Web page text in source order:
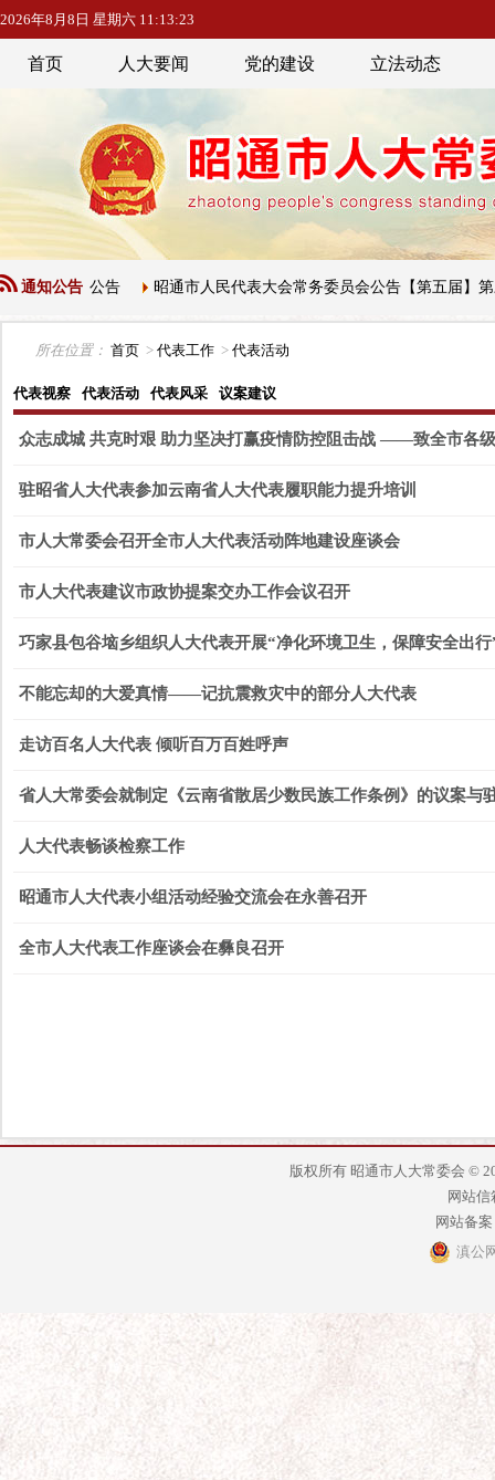
2026年8月8日 星期六 11:13:23
首页 人大要闻 党的建设 立法动态
通知公告
项目的公告 昭通市人民代表大会常务委员会公告【第五届】第三十
所在位置： 首页 > 代表工作 > 代表活动
代表视察 代表活动 代表风采 议案建议
众志成城 共克时艰 助力坚决打赢疫情防控阻击战 ——致全市各
驻昭省人大代表参加云南省人大代表履职能力提升培训
市人大常委会召开全市人大代表活动阵地建设座谈会
市人大代表建议市政协提案交办工作会议召开
巧家县包谷垴乡组织人大代表开展“净化环境卫生，保障安全出行
不能忘却的大爱真情——记抗震救灾中的部分人大代表
走访百名人大代表 倾听百万百姓呼声
省人大常委会就制定《云南省散居少数民族工作条例》的议案与
人大代表畅谈检察工作
昭通市人大代表小组活动经验交流会在永善召开
全市人大代表工作座谈会在彝良召开
版权所有 昭通市人大常委会 ©
网站信
网站备
滇公